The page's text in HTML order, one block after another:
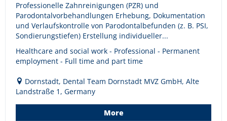
Professionelle Zahnreinigungen (PZR) und
Parodontalvorbehandlungen Erhebung, Dokumentation
und Verlaufskontrolle von Parodontalbefunden (z. B. PSI,
Sondierungstiefen) Erstellung individueller...
Healthcare and social work - Professional - Permanent
employment - Full time and part time
Dornstadt, Dental Team Dornstadt MVZ GmbH, Alte
Landstraße 1, Germany
More